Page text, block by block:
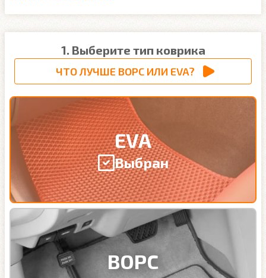
1. Выберите тип коврика
ЧТО ЛУЧШЕ ВОРС ИЛИ EVA?
EVA
Выбран
ВОРС